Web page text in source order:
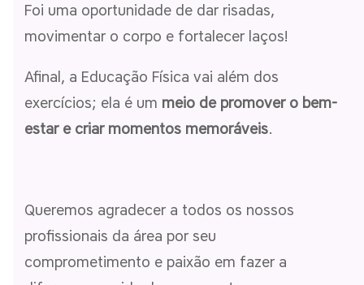
Foi uma oportunidade de dar risadas,
movimentar o corpo e fortalecer laços!
Afinal, a Educação Física vai além dos
exercícios; ela é um meio de promover o bem-
estar e criar momentos memoráveis.
Queremos agradecer a todos os nossos
profissionais da área por seu
comprometimento e paixão em fazer a